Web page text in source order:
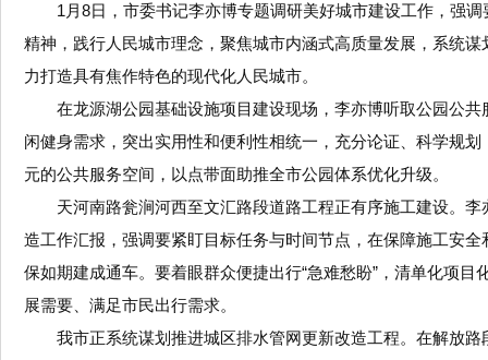
1月8日，市委书记李亦博专题调研美好城市建设工作，强
精神，践行人民城市理念，聚焦城市内涵式高质量发展，系统
力打造具有焦作特色的现代化人民城市。
在龙源湖公园基础设施项目建设现场，李亦博听取公园公
闲健身需求，突出实用性和便利性相统一，充分论证、科学规
元的公共服务空间，以点带面助推全市公园体系优化升级。
天河南路瓮涧河西至文汇路段道路工程正有序施工建设。
造工作汇报，强调要紧盯目标任务与时间节点，在保障施工安
保如期建成通车。要着眼群众便捷出行“急难愁盼”，清单化项
展需要、满足市民出行需求。
我市正系统谋划推进城区排水管网更新改造工程。在解放